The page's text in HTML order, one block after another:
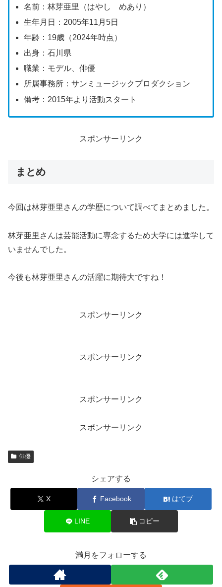
名前：林芽亜里（はやし めあり）
生年月日：2005年11月5日
年齢：19歳（2024年時点）
出身：石川県
職業：モデル、俳優
所属事務所：サンミュージックプロダクション
備考：2015年より活動スタート
スポンサーリンク
まとめ
今回は林芽亜里さんの学歴について調べてまとめました。
林芽亜里さんは芸能活動に専念するため大学には進学して
いませんでした。
今後も林芽亜里さんの活躍に期待大ですね！
スポンサーリンク
スポンサーリンク
スポンサーリンク
スポンサーリンク
俳優
シェアする
X Facebook はてブ
LINE コピー
満月をフォローする